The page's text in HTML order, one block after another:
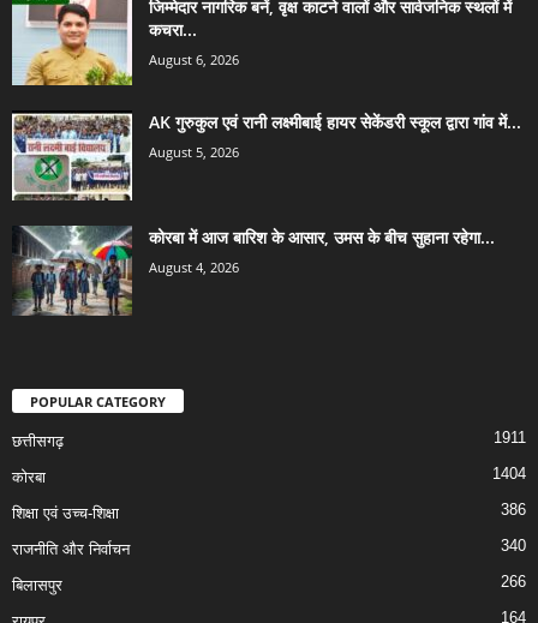
जिम्मेदार नागरिक बनें, वृक्ष काटने वालों और सार्वजनिक स्थलों में
कचरा...
August 6, 2026
AK गुरुकुल एवं रानी लक्ष्मीबाई हायर सेकेंडरी स्कूल द्वारा गांव में...
August 5, 2026
कोरबा में आज बारिश के आसार, उमस के बीच सुहाना रहेगा...
August 4, 2026
POPULAR CATEGORY
छत्तीसगढ़ 1911
कोरबा 1404
शिक्षा एवं उच्च-शिक्षा 386
राजनीति और निर्वाचन 340
बिलासपुर 266
164